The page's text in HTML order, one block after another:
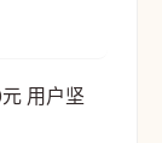
用户坚